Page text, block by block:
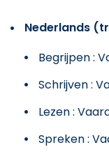
Nederlands
Begrijpen :
Schrijven :
Lezen :
Spreken :